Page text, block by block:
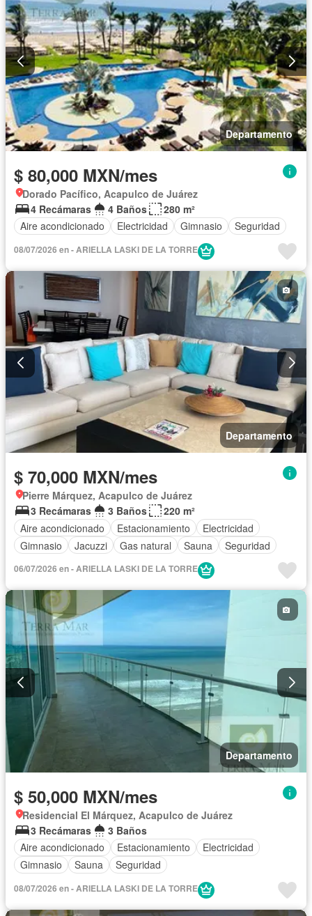
Departamento
$ 80,000 MXN/mes
Dorado Pacífico, Acapulco de Juárez
4 Recámaras
4 Baños
280 m²
Aire acondicionado
Electricidad Gimnasio Seguridad
08/07/2026 en - ARIELLA LASKI DE LA TORRE
Departamento
$ 70,000 MXN/mes
Pierre Márquez, Acapulco de Juárez
3 Recámaras
3 Baños
220 m²
Aire acondicionado
Estacionamiento
Electricidad
Gimnasio
Jacuzzi Gas natural Sauna Seguridad
06/07/2026 en - ARIELLA LASKI DE LA TORRE
Departamento
$ 50,000 MXN/mes
Residencial El Márquez, Acapulco de Juárez
3 Recámaras
3 Baños
Aire acondicionado
Estacionamiento
Electricidad
Gimnasio
Sauna Seguridad
08/07/2026 en - ARIELLA LASKI DE LA TORRE